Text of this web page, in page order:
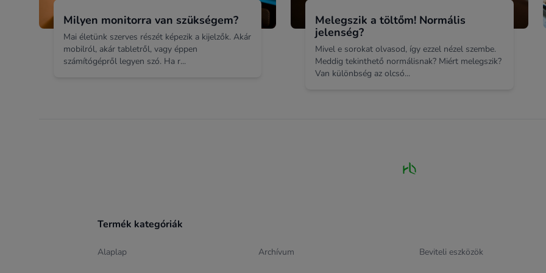
Milyen monitorra van szükségem?
Mai életünk szerves részét képezik a kijelzők. Akár
mobilról, akár tabletről, vagy éppen
számítógépről legyen szó. Ha r...
Melegszik a töltőm! Normális
jelenség?
Mivel e sorokat olvasod, így ezzel nézel szembe.
Meddig tekinthető normálisnak? Miért melegszik?
Van különbség az olcsó...
Termék kategóriák
Alaplap Archívum Beviteli eszközök